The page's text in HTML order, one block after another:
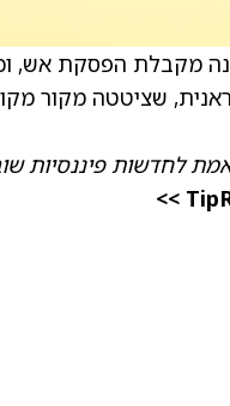
מקבלת הפסקת
שציטטה מקור
לחדשות פיננסיות